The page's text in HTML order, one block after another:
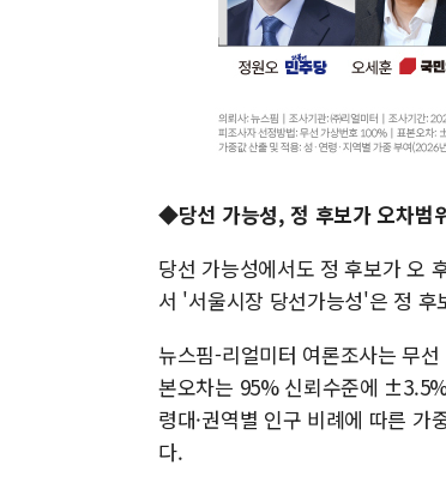
◆당선 가능성, 정 후보가 오차범
당선 가능성에서도 정 후보가 오
서 '서울시장 당선가능성'은 정
뉴스핌-리얼미터 여론조사는 무
본오차는 95% 신뢰수준에
령대·권역별 인구 비례에 따른
다.